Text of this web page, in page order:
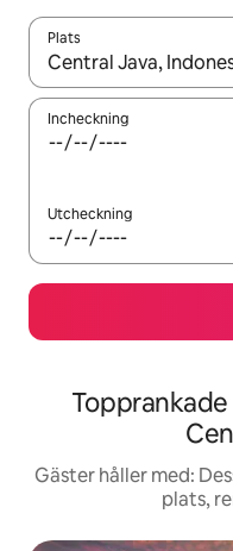
Plats
När resultaten är
Incheckning
Utcheckning
Gäster håller med:
plats,